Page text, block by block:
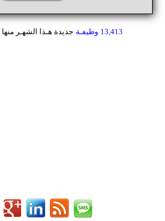
13,413 وظيفـة جديدة هـذا الشهـر منها